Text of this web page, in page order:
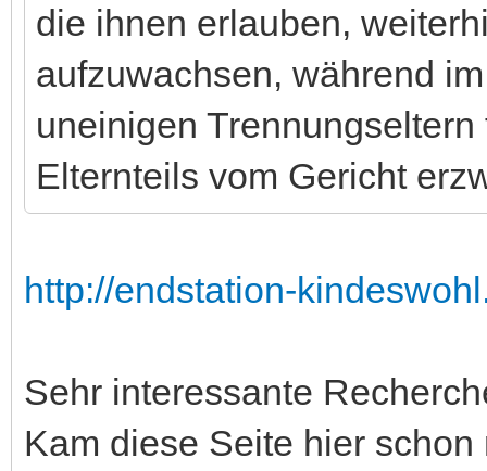
die ihnen erlauben,
aufzuwachsen, während
uneinigen
Elternteils vom Gericht
http://endstation-
Sehr interessante
Kam diese Seite hier